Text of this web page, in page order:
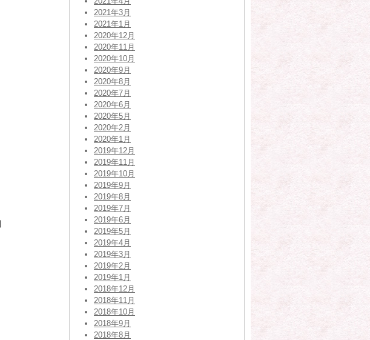
2021年3月
2021年1月
2020年12月
2020年11月
2020年10月
2020年9月
2020年8月
2020年7月
2020年6月
2020年5月
2020年2月
2020年1月
2019年12月
2019年11月
2019年10月
2019年9月
2019年8月
2019年7月
2019年6月
2019年5月
2019年4月
2019年3月
2019年2月
2019年1月
2018年12月
2018年11月
2018年10月
2018年9月
2018年8月